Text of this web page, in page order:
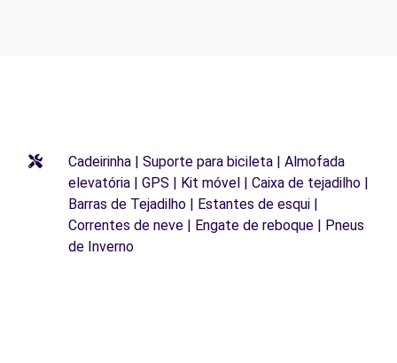
Cadeirinha | Suporte para bicileta | Almofada
elevatória | GPS | Kit móvel | Caixa de tejadilho |
Barras de Tejadilho | Estantes de esqui |
Correntes de neve | Engate de reboque | Pneus
de Inverno